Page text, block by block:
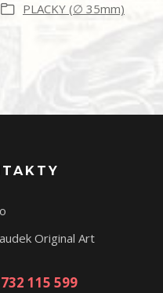
PLACKY (∅ 35mm)
Original Art
115 599